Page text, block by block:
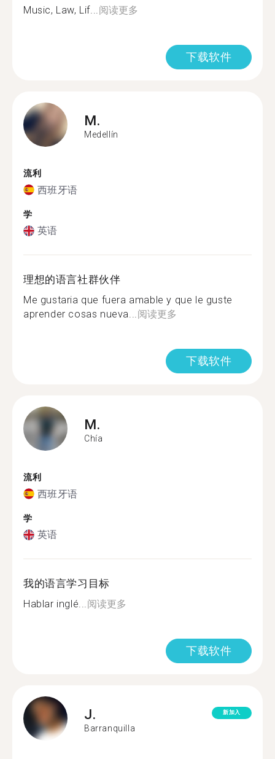
Music, Law, Lif...阅读更多
下载软件
M.
Medellín
流利
西班牙语
学
英语
理想的语言社群伙伴
Me gustaria que fuera amable y que le guste
aprender cosas nueva...阅读更多
下载软件
M.
Chía
流利
西班牙语
学
英语
我的语言学习目标
Hablar inglé...阅读更多
下载软件
J.
Barranquilla
新加入